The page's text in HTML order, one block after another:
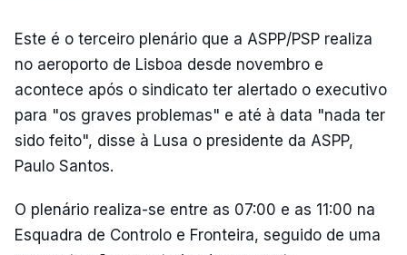
Este é o terceiro plenário que a ASPP/PSP realiza
no aeroporto de Lisboa desde novembro e
acontece após o sindicato ter alertado o executivo
para "os graves problemas" e até à data "nada ter
sido feito", disse à Lusa o presidente da ASPP,
Paulo Santos.
O plenário realiza-se entre as 07:00 e as 11:00 na
Esquadra de Controlo e Fronteira, seguido de uma